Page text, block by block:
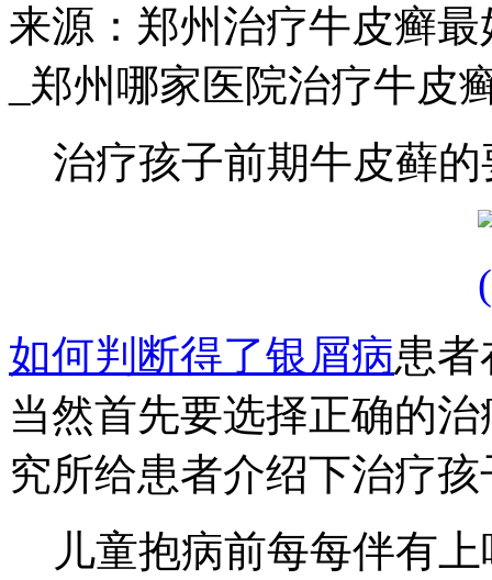
来源：郑州治疗牛皮癣
_郑州哪家医院治疗牛皮
治疗孩子前期牛皮藓的
如何判断得了银屑病患
当然首先要选择正确的
究所给患者介绍下治疗
儿童抱病前每每伴有上